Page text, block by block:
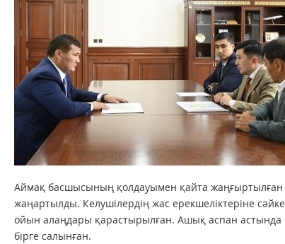
Аймақ басшысының қолдауымен қайта жаңғыртылған
жаңартылды. Келушілердің жас ерекшеліктеріне
ойын алаңдары қарастырылған. Ашық аспан астында
бірге салынған.